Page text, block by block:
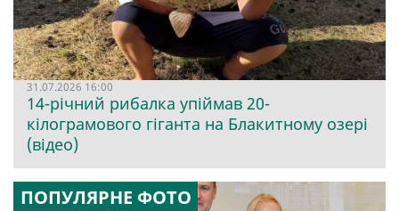
31.07.2026 16:00
14-річний рибалка упіймав 20-
кілограмового гіганта на Блакитному озері
(відео)
ПОПУЛЯРНЕ ФОТО